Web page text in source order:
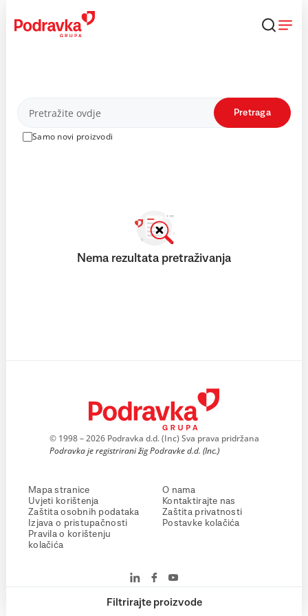
content
Proizvodi
Samo novi proizvodi
Pretraga
Filtrirajte proizvode
Nema rezultata pretraživanja
© 1998 – 2026 Podravka d.d. (Inc) Sva prava pridržana
Podravka je registrirani žig Podravke d.d. (Inc.)
Mapa stranice
Uvjeti korištenja
Zaštita osobnih podataka
Izjava o pristupačnosti
Pravila o korištenju
kolačića
O nama
Kontaktirajte nas
Zaštita privatnosti
Postavke kolačića